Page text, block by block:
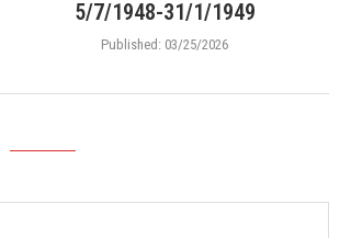
5/7/1948-31/1/1949
Published: 03/25/2026